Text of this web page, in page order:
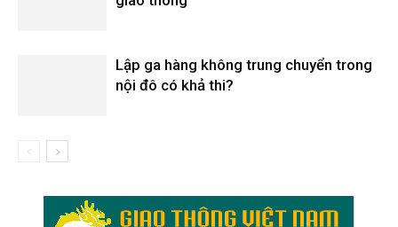
Lập ga hàng không trung chuyển trong
nội đô có khả thi?